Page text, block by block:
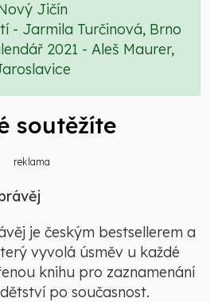
Jičín
- Jarmila Turčinová, Brno
2021 - Aleš Maurer,
soutěžíte
reklama
je českým bestsellerem a
vyvolá úsměv u každé
knihu pro zaznamenání
po současnost.